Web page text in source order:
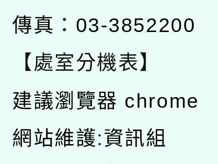
傳真：03-3852200
【處室分機表】
建議瀏覽器 chrome
網站維護:資訊組